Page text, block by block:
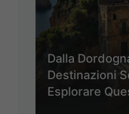
Dalla
Destinazioni
Esplorare